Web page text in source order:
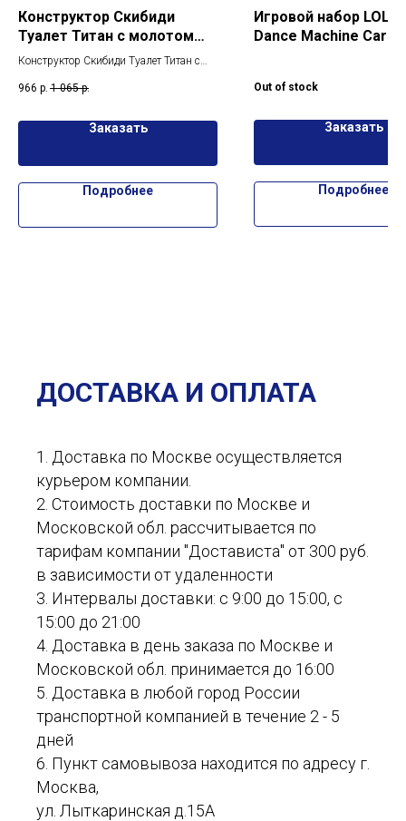
Конструктор Скибиди
Туалет Титан с молотом
474 детали
Конструктор Скибиди Туалет Титан с
966 р. 1 065 р.
Заказать
Подробнее
Игровой набор LOL
Dance Machine Car
Out of stock
Заказать
Подробнее
ДОСТАВКА И ОПЛАТА
1. Доставка по Москве осуществляется
курьером компании.
2. Стоимость доставки по Москве и
Московской обл. рассчитывается по
тарифам компании "Достависта" от 300 руб.
в зависимости от удаленности
3. Интервалы доставки: с 9:00 до 15:00, с
15:00 до 21:00
4. Доставка в день заказа по Москве и
Московской обл. принимается до 16:00
5. Доставка в любой город России
транспортной компанией в течение 2 - 5
дней
6. Пункт самовывоза находится по адресу г.
Москва,
ул. Лыткаринская д.15А